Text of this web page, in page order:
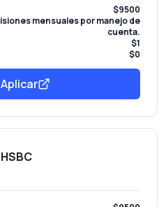
$9500
mensuales por manejo de
cuenta.
$1
$0
Aplicar